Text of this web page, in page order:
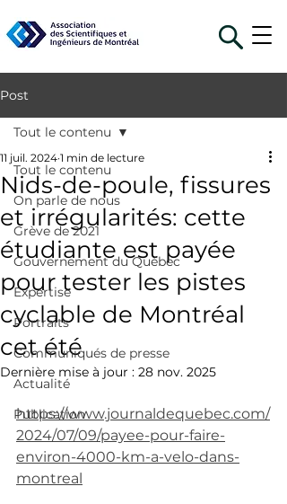
Post
Tout le contenu
On parle de nous
Grève de 2021
Gouvernement du Québec
Expertise
Portraits
Communiqués de presse
Actualité
Publication
Tout le contenu
Nids-de-poule, fissures
et irrégularités: cette
étudiante est payée
pour tester les pistes
cyclable de Montréal
cet été
11 juil. 2024 1 min de lecture
Dernière mise à jour : 28 nov. 2025
https://www.journaldequebec.com/
2024/07/09/payee-pour-faire-
environ-4000-km-a-velo-dans-
montreal